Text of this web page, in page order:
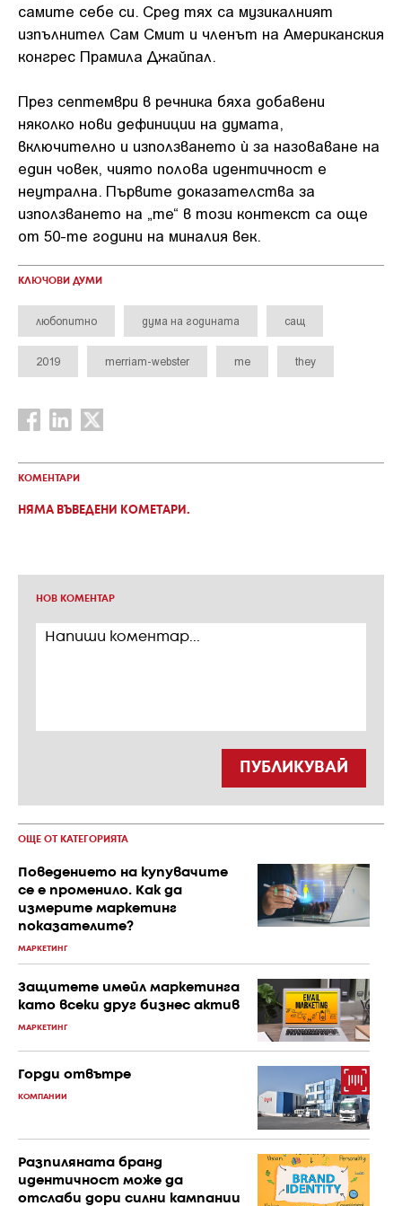
самите себе си. Сред тях са музикалният
изпълнител Сам Смит и членът на Американския
конгрес Прамила Джайпал.
През септември в речника бяха добавени
няколко нови дефиниции на думата,
включително и използването ѝ за назоваване на
един човек, чиято полова идентичност е
неутрална. Първите доказателства за
използването на „те“ в този контекст са още
от 50-те години на миналия век.
КЛЮЧОВИ ДУМИ
любопитно дума на годината сащ
2019 merriam-webster те they
КОМЕНТАРИ
НЯМА ВЪВЕДЕНИ КОМЕТАРИ.
НОВ КОМЕНТАР
ПУБЛИКУВАЙ
ОЩЕ ОТ КАТЕГОРИЯТА
Поведението на купувачите
се е променило. Как да
измерите маркетинг
показателите?
МАРКЕТИНГ
Защитете имейл маркетинга
като всеки друг бизнес актив
МАРКЕТИНГ
Горди отвътре
КОМПАНИИ
Разпиляната бранд
идентичност може да
отслаби дори силни кампании